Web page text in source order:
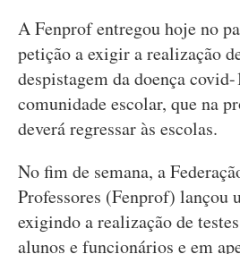
A Fenprof entregou hoje no
petição a exigir a realização
despistagem da doença
comunidade escolar, que na
deverá regressar às escolas.
No fim de semana, a
Professores (Fenprof) lançou
exigindo a realização de
alunos e funcionários e em